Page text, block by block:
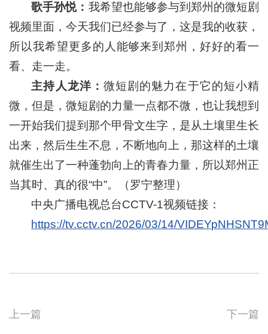
歌手孙悦： 我希望也能够参与到郑州的微短剧
视频里面，今天我们已经参与了，这是我的收获，
所以我希望更多的人能够来到郑州，好好的看一
看、走一走。
主持人龙洋： 微短剧的魅力在于它的短小精
微，但是，微短剧的力量一点都不微，也让我想到
一开始我们提到那个甲骨文生字，是从土壤里生长
出来，然后生生不息，不断地向上，那这样的土壤
就催生出了一种蓬勃向上的青春力量，所以郑州正
当其时、真的很“中”。（罗宁整理）
中央广播电视总台CCTV-1视频链接：
https://tv.cctv.cn/2026/03/14/
上一篇 下一篇